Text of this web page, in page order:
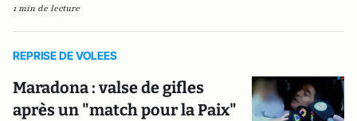
1 min de lecture
REPRISE DE VOLEES
Maradona : valse de gifles
après un "match pour la Paix"